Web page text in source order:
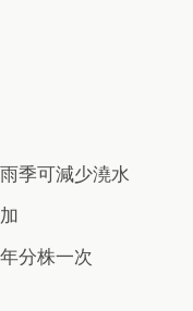
季可減少澆水
分株一次